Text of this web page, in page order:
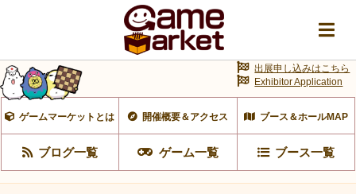
ゲームマーケットとは 開催概要＆アクセス ブース＆ホールMAP
ブログ一覧 ゲーム一覧 ブース一覧
出展申し込みはこちら
Exhibitor Application